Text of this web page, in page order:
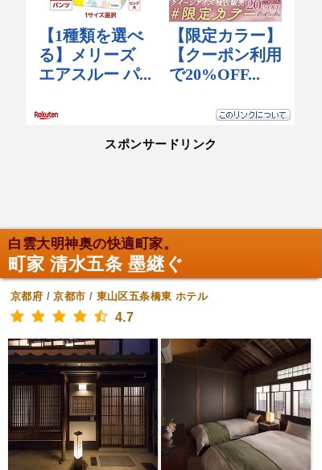
スポンサードリンク
白雲大明神奥の快適町家。
町家 清水五条 墨継ぐ
京都府 /京都市 / 東山区五条橋東 ホテル
4.7